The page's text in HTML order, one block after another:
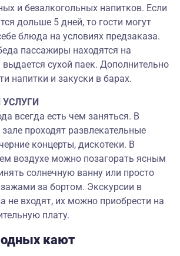
и безалкогольных напитков. Если
дольше 5 дней, то гости могут
блюда на условиях предзаказа.
пассажиры находятся на
сухой паек. Дополнительно
напитки и закуски в барах.
УСЛУГИ
всегда есть чем заняться. В
проходят развлекательные
концерты, дискотеки. В
воздухе можно позагорать ясным
солнечную ванну или просто
за бортом. Экскурсии в
не входят, их можно приобрести на
плату.
кают